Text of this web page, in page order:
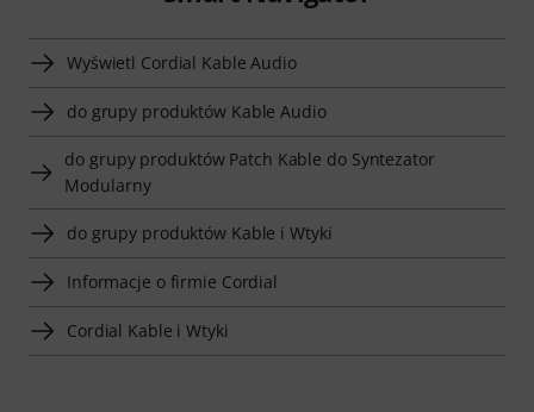
Wyświetl Cordial Kable Audio
do grupy produktów Kable Audio
do grupy produktów Patch Kable do Syntezator
Modularny
do grupy produktów Kable i Wtyki
Informacje o firmie Cordial
Cordial Kable i Wtyki